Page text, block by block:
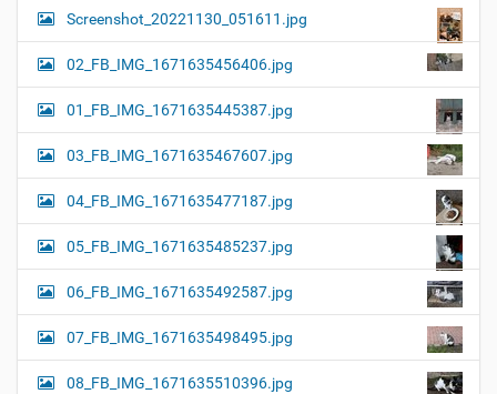
Screenshot_20221130_051611.jpg
02_FB_IMG_1671635456406.jpg
01_FB_IMG_1671635445387.jpg
03_FB_IMG_1671635467607.jpg
04_FB_IMG_1671635477187.jpg
05_FB_IMG_1671635485237.jpg
06_FB_IMG_1671635492587.jpg
07_FB_IMG_1671635498495.jpg
08_FB_IMG_1671635510396.jpg